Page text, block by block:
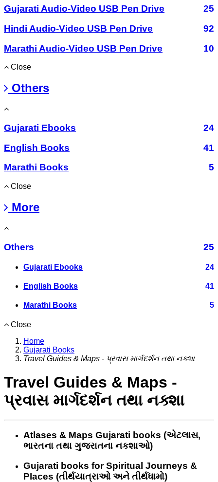
Gujarati Audio-Video USB Pen Drive
25
Hindi Audio-Video USB Pen Drive
92
Marathi Audio-Video USB Pen Drive
10
Close
Others
Gujarati Ebooks
24
English Books
41
Marathi Books
5
Close
More
Others 25
Gujarati Ebooks 24
English Books 41
Marathi Books 5
Close
Home
Gujarati Books
Travel Guides & Maps - પ્રવાસ માર્ગદર્શન તથા નક્શા
Travel Guides & Maps -
પ્રવાસ માર્ગદર્શન તથા નક્શા
Atlases & Maps Gujarati books (એટલાસ,
ભારતના તથા ગુજરાતના નકશાઓ)
Gujarati books for Spiritual Journeys &
Places (તીર્થયાત્રાઓ અને તીર્થધામો)